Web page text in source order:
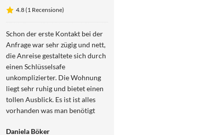
Landhaus
Alpach App II
4.8 (1 Recensione)
Schon der erste Kontakt bei der
Anfrage war sehr zügig und nett,
die Anreise gestaltete sich durch
einen Schlüsselsafe
unkomplizierter. Die Wohnung
liegt sehr ruhig und bietet einen
tollen Ausblick. Es ist ist alles
vorhanden was man benötigt
sauber.
Daniela Böker